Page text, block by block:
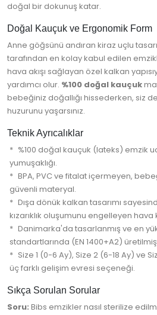
doğal bir dokunuş katar.
Doğal Kauçuk ve Ergonomik Form
Anne göğsünü andıran kiraz uçlu
tarafından en kolay kabul edilen
hava akışı sağlayan özel kalkan
yardımcı olur. %100 doğal kauçuk
bebeğiniz doğallığı hissederken, siz
huzurunu yaşarsınız.
Teknik Ayrıcalıklar
%100 doğal kauçuk (lateks) emzik
yumuşaklığı.
BPA, PVC ve fitalat içermeyen,
güvenli materyal.
Dışa dönük kalkan tasarımı
kızarıklık oluşumunu engelleyen hava
Danimarka'da tasarlanmış ve en
standartlarında (EN 1400+A2)
Size 1 (0-6 Ay), Size 2 (6-18 Ay) ve
üç farklı gelişim evresi seçeneği.
Sıkça Sorulan Sorular
Soru: Bibs emzikler nasıl sterilize